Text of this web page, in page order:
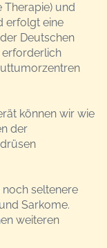
und
erfolgt eine
Deutschen
erforderlich
können wir wie
der
noch seltenere
Sarkome.
weiteren